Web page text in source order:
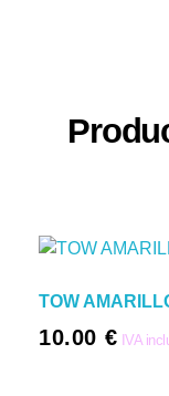
TOW
10.00 € IVA